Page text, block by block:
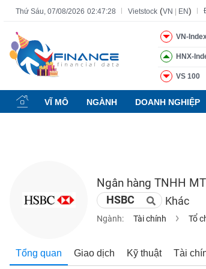
Thứ Sáu, 07/08/2026 02:47:29 Vietstock (VN EN)
VN-
HNX-
VS 100
VĨ MÔ NGÀNH DOANH NGHIỆP
Ngân hàng TNHH
HSBC Khác
Ngành: Tài chính Tổ
Tổng quan Giao dịch Kỹ thuật Tài
Tất cả Tính năng Ngành Mã chứng
Tính
năng
(-)
KHOÁN
NGHIỆP